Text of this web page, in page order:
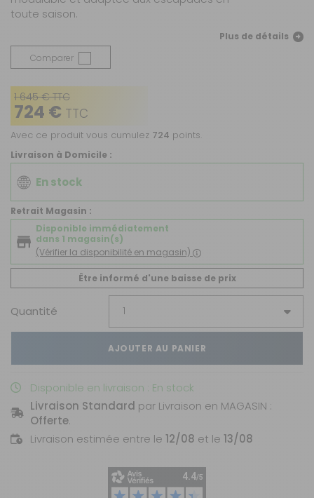
toute saison.
Plus de détails
Comparer
1 645 € TTC
724 € TTC
Avec ce produit vous cumulez 724 points.
Livraison à Domicile :
En stock
Retrait Magasin :
Disponible immédiatement
dans 1 magasin(s)
(Vérifier la disponibilité en magasin)
Être informé d'une baisse de prix
Quantité
AJOUTER AU PANIER
Disponible en livraison : En stock
Livraison Standard par Livraison en MAGASIN :
Offerte.
Livraison estimée entre le 12/08 et le 13/08